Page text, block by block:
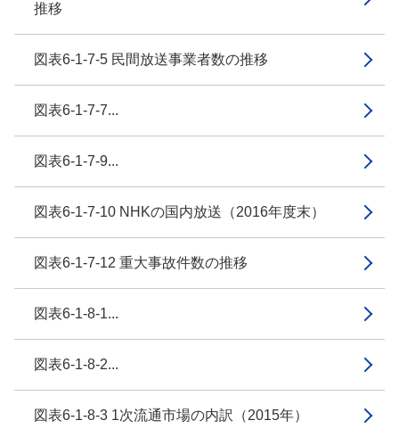
推移
図表6-1-7-5 民間放送事業者数の推移
図表6-1-7-7...
図表6-1-7-9...
図表6-1-7-10 NHKの国内放送（2016年度末）
図表6-1-7-12 重大事故件数の推移
図表6-1-8-1...
図表6-1-8-2...
図表6-1-8-3 1次流通市場の内訳（2015年）